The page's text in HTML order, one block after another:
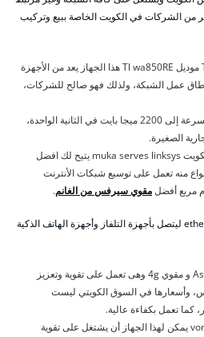
من الشركات في الكويت الخاصة ببيع وتركيب
سيرفس Tp Link موديل Tl wa850RE هذا الجهاز يعد من الأجهزة
عمل الشبكة، ولذلك فهو صالح للشركات،
جهاز مقوي إشارة netgear يزيد من السرعة إلى 2200 ميجا بايت في الثانية الواحدة،
الصغيرة.
افضل جهاز مقوي شبكات سيرفس بالكويت muka serves linksys يتيح لك افضل
منه تعمل على توسيع شبكات الأنترنت
مقوي سيرفس من الغانم.
كما يحتوي هذا الجهاز على مخرج ethernet ليتصل بأجهزة التلفاز وأجهزة الهاتف الذكية
سرعة مقوي اتصال D.Link و مقوى Asus و مقوي 4g وهى تعمل على تقوية وتعزيز
وأسعارها في السوق الكويتي ليست
كما تعمل بكفاءة عالية.
جهاز مقوي شبكه سيرفس فولتير vonter يمكن لهذا الجهاز أن يشتغل على تقوية